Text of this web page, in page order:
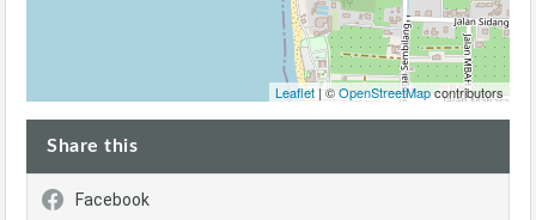
Leaflet | ©OpenStreetMapcontributors
Share this
Facebook